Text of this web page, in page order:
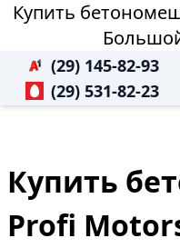
Купить
(29) 145-82-93
(29) 531-82-23
Купить
Profi